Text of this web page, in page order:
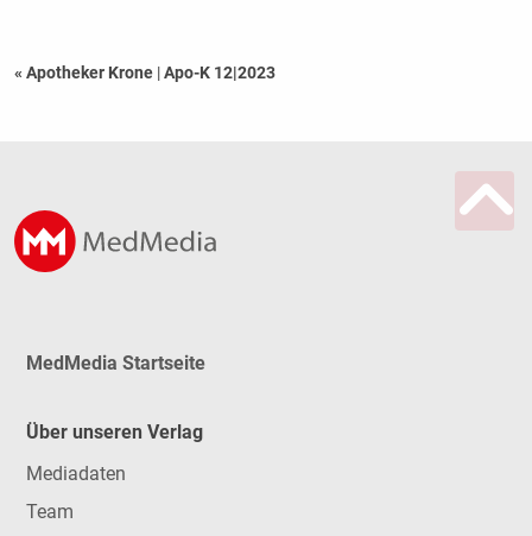
« Apotheker Krone |Apo-K 12|2023
MedMedia Startseite
Über unseren Verlag
Mediadaten
Team